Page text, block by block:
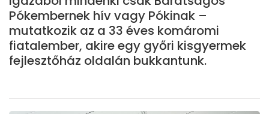
Pókembernek hív vagy Pókinak –
mutatkozik az a 33 éves komáromi
fiatalember, akire egy győri kisgyermek
fejlesztőház oldalán bukkantunk.